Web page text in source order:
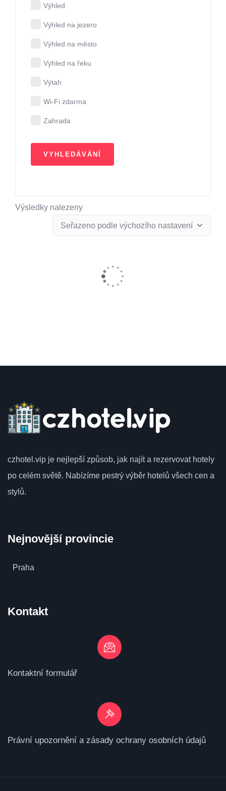
Výhled
Výhled na jezero
Výhled na město
Výhled na řeku
Výtah
Wi-Fi zdarma
Zahrada
Výsledky nalezeny
czhotel.vip je nejlepší způsob, jak najít a rezervovat hotely
po celém světě. Nabízíme pestrý výběr hotelů všech cen a
stylů.
Nejnovější provincie
Praha
Kontakt
Kontaktní formulář
Právní upozornění a zásady ochrany osobních údajů